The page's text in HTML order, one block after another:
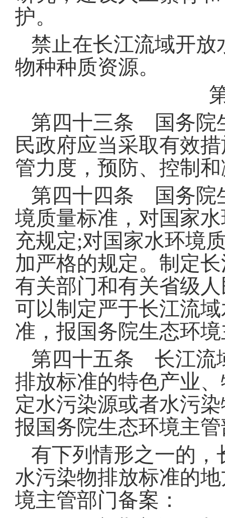
护。
禁止在长江流域开
物种种质资源。
第四十三条 国务院
民政府应当采取有效
管力度，预防、控制
第四十四条 国务院
境质量标准，对国家
充规定;对国家水环境
加严格的规定。 制定
有关部门和有关省级
可以制定严于长江流
准，报国务院生态环
第四十五条 长江流
排放标准的特色产业
定水污染源或者水污
报国务院生态环境主
有下列情形之一的
水污染物排放标准的
境主管部门备案：